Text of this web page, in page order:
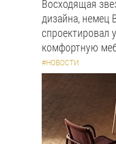
Восходящая
дизайна, немец
спроектировал
комфортную
#НОВОСТИ